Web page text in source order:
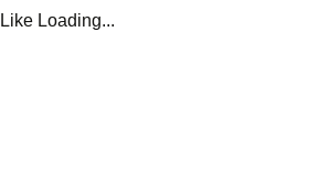
Like Loading...